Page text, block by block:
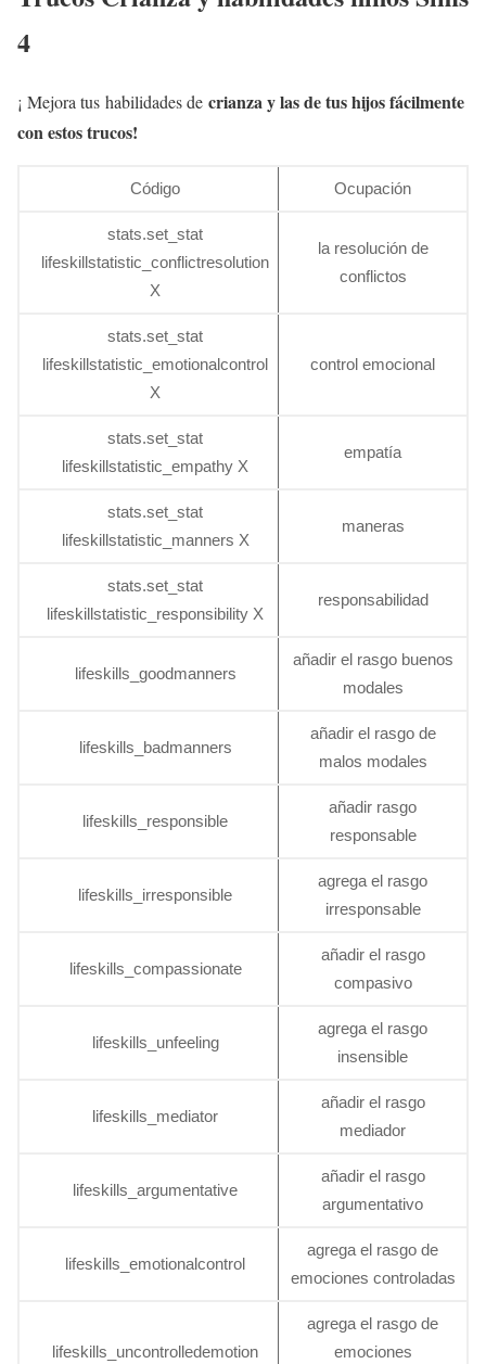
4
¡ Mejora tus habilidades de crianza y las de tus hijos fácilmente
con estos trucos!
Código Ocupación
stats.set_stat
lifeskillstatistic_conflictresolution
X
la resolución de
conflictos
stats.set_stat
lifeskillstatistic_emotionalcontrol
X
control emocional
stats.set_stat
lifeskillstatistic_empathy X
empatía
stats.set_stat
lifeskillstatistic_manners X
maneras
stats.set_stat
lifeskillstatistic_responsibility X
responsabilidad
lifeskills_goodmanners
añadir el rasgo buenos
modales
lifeskills_badmanners
añadir el rasgo de
malos modales
lifeskills_responsible
añadir rasgo
responsable
lifeskills_irresponsible
agrega el rasgo
irresponsable
lifeskills_compassionate
añadir el rasgo
compasivo
lifeskills_unfeeling
agrega el rasgo
insensible
lifeskills_mediator
añadir el rasgo
mediador
lifeskills_argumentative
añadir el rasgo
argumentativo
lifeskills_emotionalcontrol
agrega el rasgo de
emociones controladas
lifeskills_uncontrolledemotion
agrega el rasgo de
emociones